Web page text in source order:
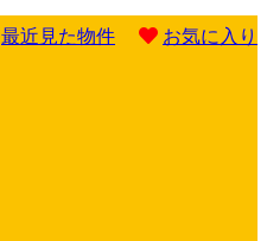
最近見た物件 お気に入り